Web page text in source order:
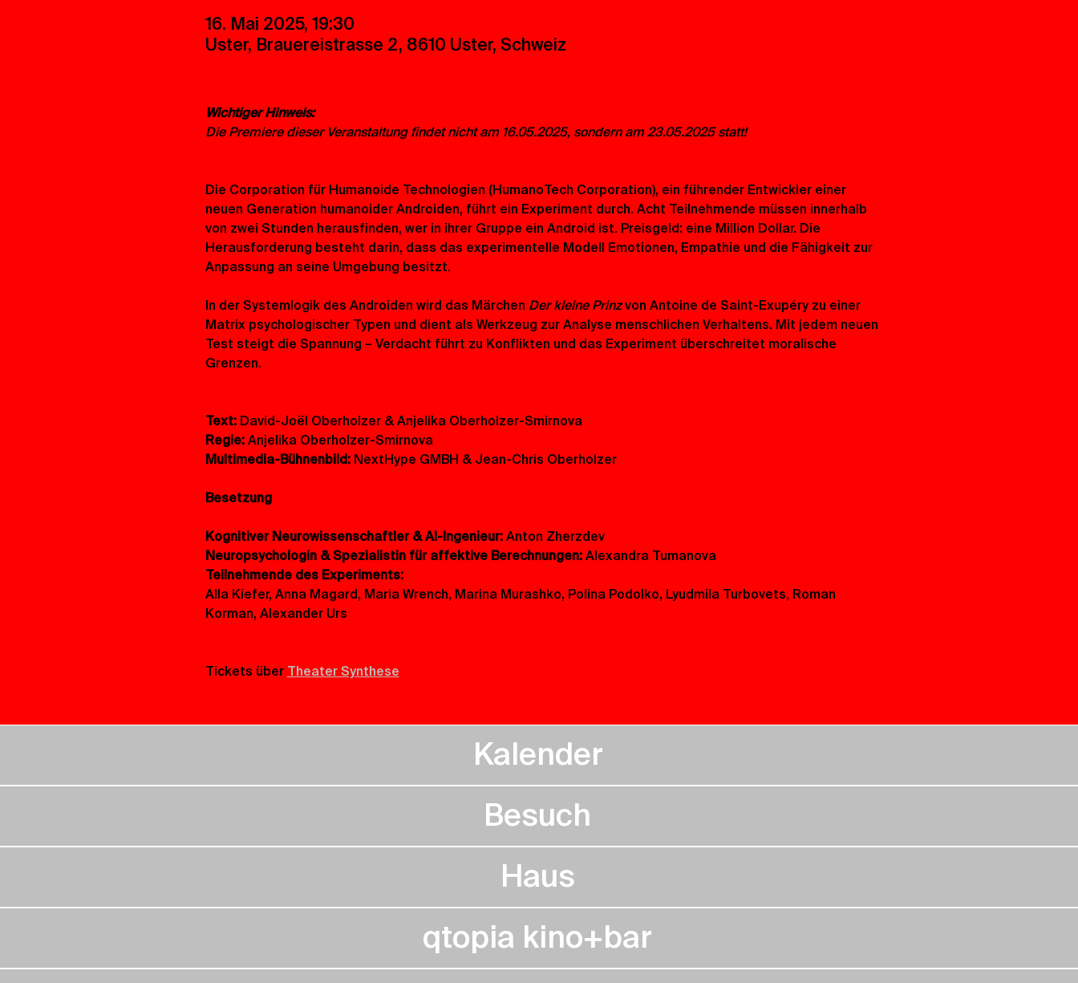
16. Mai 2025, 19:30
Uster, Brauereistrasse 2, 8610 Uster, Schweiz
Wichtiger Hinweis:
Die Premiere dieser Veranstaltung findet nicht am 16.05.2025, sondern am 23.05.2025 statt!
Die Corporation für Humanoide Technologien (HumanoTech Corporation), ein führender Entwickler einer
neuen Generation humanoider Androiden, führt ein Experiment durch. Acht Teilnehmende müssen innerhalb
von zwei Stunden herausfinden, wer in ihrer Gruppe ein Android ist. Preisgeld: eine Million Dollar. Die
Herausforderung besteht darin, dass das experimentelle Modell Emotionen, Empathie und die Fähigkeit zur
Anpassung an seine Umgebung besitzt.
In der Systemlogik des Androiden wird das Märchen Der kleine Prinz von Antoine de Saint-Exupéry zu einer
Matrix psychologischer Typen und dient als Werkzeug zur Analyse menschlichen Verhaltens. Mit jedem neuen
Test steigt die Spannung – Verdacht führt zu Konflikten und das Experiment überschreitet moralische
Grenzen.
Text: David-Joël Oberholzer & Anjelika Oberholzer-Smirnova
Regie: Anjelika Oberholzer-Smirnova
Multimedia-Bühnenbild: NextHype GMBH & Jean-Chris Oberholzer
Besetzung
Kognitiver Neurowissenschaftler & AI-Ingenieur: Anton Zherzdev
Neuropsychologin & Spezialistin für affektive Berechnungen: Alexandra Tumanova
Teilnehmende des Experiments:
Alla Kiefer, Anna Magard, Maria Wrench, Marina Murashko, Polina Podolko, Lyudmila Turbovets, Roman
Korman, Alexander Urs
Tickets über Theater Synthese
Kalender
Besuch
Haus
qtopia kino+bar